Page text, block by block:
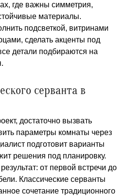
где важны симметрия,
материалы.
подсветкой, витринами
сделать акценты под
детали подбираются на
серванта в
достаточно вызвать
параметры комнаты через
подготовит варианты
решения под планировку.
от первой встречи до
Классические серванты
сочетание традиционного